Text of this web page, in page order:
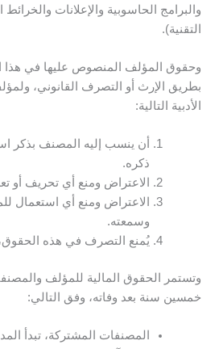
والبرامج الحاسوبية والإعلانات
التقنية).
وحقوق المؤلف المنصوص عليها في هذا
بطريق الإرث أو التصرف القانوني،
الأدبية التالية:
أن ينسب إليه المصنف بذكر
ذكره.
الاعتراض ومنع أي تحريف أو
الاعتراض ومنع أي
وسمعته.
يُمنع التصرف في هذه الحقوق،
وتستمر الحقوق المالية للمؤلف
خمسين سنة بعد وفاته، وفق التالي:
المصنفات المشتركة، تبدأ